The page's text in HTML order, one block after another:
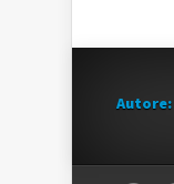
Autore: